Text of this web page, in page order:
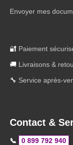
Envoyer mes
🔐 Paiement
🚚 Livraisons &
🔧 Service après-
Contact &
📞
0 899 792 940